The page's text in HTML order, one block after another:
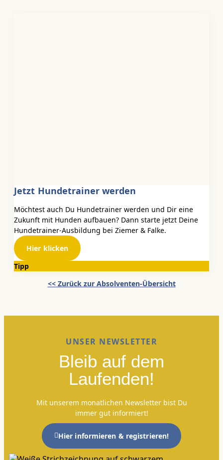
Jetzt Hundetrainer werden
Möchtest auch Du Hundetrainer werden und Dir eine
Zukunft mit Hunden aufbauen? Dann starte jetzt Deine
Hundetrainer-Ausbildung bei Ziemer & Falke.
Hier klicken
Tipp
<< Zurück zur Absolventen-Übersicht
UNSER NEWSLETTER
Bleib auf dem
Laufenden!
Mit unserem monatlichen Newsletter bist Du
immer gut informiert!
Hier informieren & registrieren!